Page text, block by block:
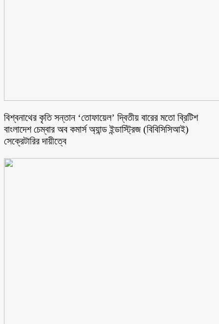
বিশ্বনাথের কৃতি সন্তান ‘তোফায়েল’ দ্বিতীয় বারের মতো ব্রিটিশ
বাংলাদেশ চেম্বার অব কমার্স অ্যান্ড ইন্ডাস্ট্রিজ (বিবিসিসিআই)
সেক্রেটারির দায়ীত্বে